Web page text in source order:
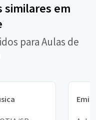
similares em
para Aulas de